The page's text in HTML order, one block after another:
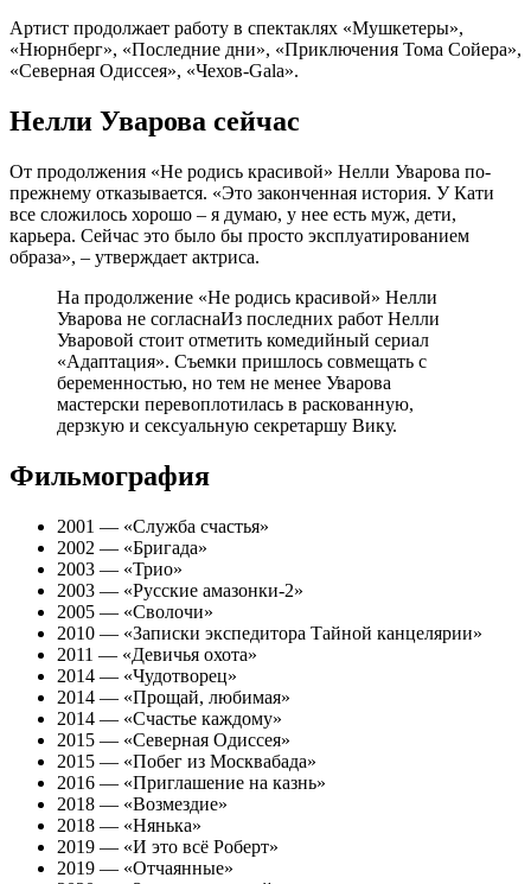
Артист продолжает работу в спектаклях «Мушкетеры»,
«Нюрнберг», «Последние дни», «Приключения Тома Сойера»,
«Северная Одиссея», «Чехов-Gala».
Нелли Уварова сейчас
От продолжения «Не родись красивой» Нелли Уварова по-
прежнему отказывается. «Это законченная история. У Кати
все сложилось хорошо – я думаю, у нее есть муж, дети,
карьера. Сейчас это было бы просто эксплуатированием
образа», – утверждает актриса.
На продолжение «Не родись красивой» Нелли
Уварова не согласнаИз последних работ Нелли
Уваровой стоит отметить комедийный сериал
«Адаптация». Съемки пришлось совмещать с
беременностью, но тем не менее Уварова
мастерски перевоплотилась в раскованную,
дерзкую и сексуальную секретаршу Вику.
Фильмография
2001 — «Служба счастья»
2002 — «Бригада»
2003 — «Трио»
2003 — «Русские амазонки-2»
2005 — «Сволочи»
2010 — «Записки экспедитора Тайной канцелярии»
2011 — «Девичья охота»
2014 — «Чудотворец»
2014 — «Прощай, любимая»
2014 — «Счастье каждому»
2015 — «Северная Одиссея»
2015 — «Побег из Москвабада»
2016 — «Приглашение на казнь»
2018 — «Возмездие»
2018 — «Нянька»
2019 — «И это всё Роберт»
2019 — «Отчаянные»